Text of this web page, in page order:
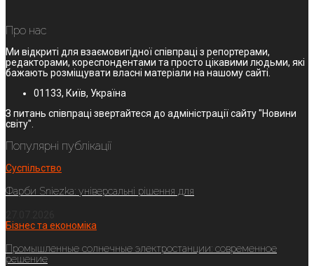
Про нас
Ми відкриті для взаємовигідної співпраці з репортерами,
редакторами, кореспондентами та просто цікавими людьми, які
бажають розміщувати власні матеріали на нашому сайті.
01133, Київ, Україна
З питань співпраці звертайтеся до адміністрації сайту "Новини
світу".
Популярні публікації
Суспільство
Фарби Sniezka: універсальні рішення для
Бізнес та економіка
Промышленные солнечные электростанции: современное
решение